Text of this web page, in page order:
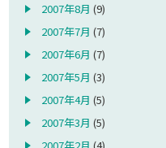
2007年8月 (9)
2007年7月 (7)
2007年6月 (7)
2007年5月 (3)
2007年4月 (5)
2007年3月 (5)